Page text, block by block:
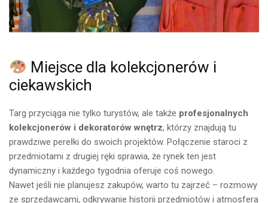
Miejsce dla kolekcjonerów i
ciekawskich
Targ przyciąga nie tylko turystów, ale także profesjonalnych
kolekcjonerów i dekoratorów wnętrz, którzy znajdują tu
prawdziwe perełki do swoich projektów. Połączenie staroci z
przedmiotami z drugiej ręki sprawia, że rynek ten jest
dynamiczny i każdego tygodnia oferuje coś nowego.
Nawet jeśli nie planujesz zakupów, warto tu zajrzeć – rozmowy
ze sprzedawcami, odkrywanie historii przedmiotów i atmosfera